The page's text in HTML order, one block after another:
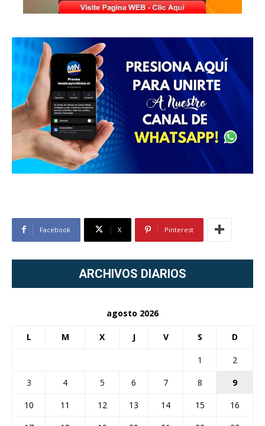
Facebook X Pinterest
ARCHIVOS DIARIOS
agosto 2026
L M X J V S D
1
2
3
4 5 6 7 8
9
10
11 12 13 14 15
16